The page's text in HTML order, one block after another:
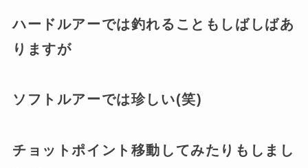
ハードルアーでは釣れることもしばしばあ
りますが
ソフトルアーでは珍しい(笑)
チョットポイント移動してみたりもしまし